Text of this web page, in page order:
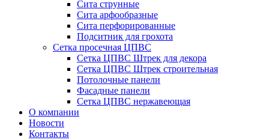
Сита струнные
Сита арфообразные
Сита перфорированные
Подситник для грохота
Сетка просечная ЦПВС
Сетка ЦПВС Штрек для декора
Сетка ЦПВС Штрек строительная
Потолочные панели
Фасадные панели
Сетка ЦПВС нержавеющая
О компании
Новости
Контакты